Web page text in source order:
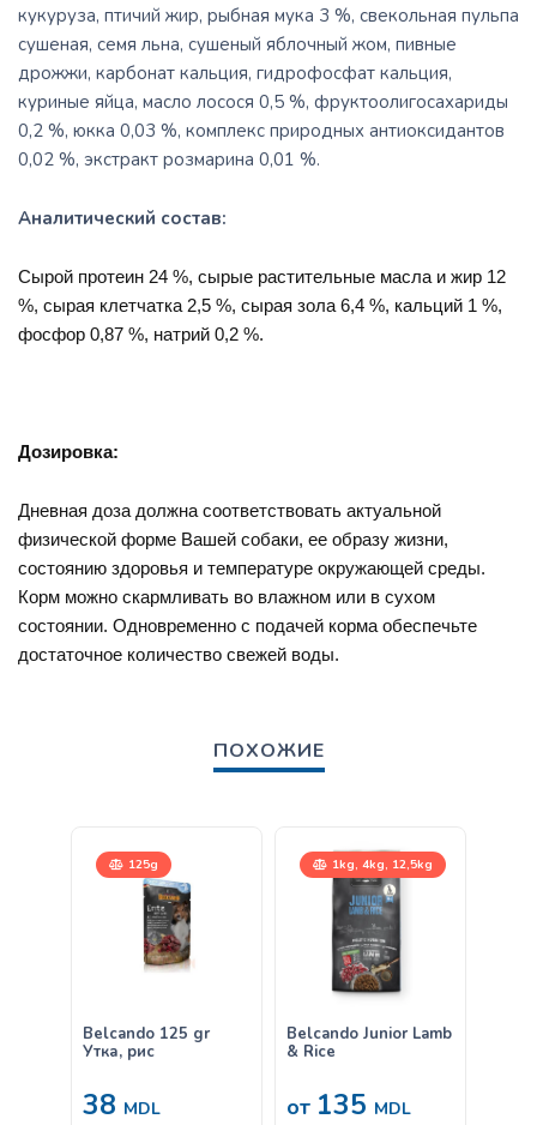
кукуруза, птичий жир, рыбная мука 3 %, свекольная пульпа
сушеная, семя льна, сушеный яблочный жом, пивные
дрожжи, карбонат кальция, гидрофосфат кальция,
куриные яйца, масло лосося 0,5 %, фруктоолигосахариды
0,2 %, юкка 0,03 %, комплекс природных антиоксидантов
0,02 %, экстракт розмарина 0,01 %.
Аналитический состав:
Cырой протеин 24 %, сырые растительные масла и жир 12
%, сырая клетчатка 2,5 %, сырая зола 6,4 %, кальций 1 %,
фосфор 0,87 %, натрий 0,2 %.
Дозировка:
Дневная доза должна соответствовать актуальной
физической форме Вашей собаки, ее образу жизни,
состоянию здоровья и температуре окружающей среды.
Корм можно скармливать во влажном или в сухом
состоянии. Одновременно с подачей корма обеспечьте
достаточное количество свежей воды.
ПОХОЖИЕ
125g
Belcando 125 gr
Утка, рис
38 MDL
1kg, 4kg, 12,5kg
Belcando Junior Lamb
& Rice
от 135 MDL